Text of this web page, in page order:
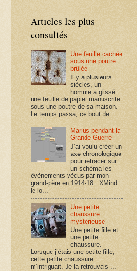
Articles les plus
consultés
Une feuille cachée
sous une poutre
brûlée
Il y a plusieurs
siècles, un
homme a glissé
une feuille de papier manuscrite
sous une poutre de sa maison.
Le temps passa, ce bout de ...
Marius pendant la
Grande Guerre
J’ai voulu créer un
axe chronologique
pour retracer sur
un schéma les
événements vécus par mon
grand-père en 1914-18 . XMind ,
le lo...
Une petite
chaussure
mystérieuse
Une petite fille et
une petite
chaussure.
Lorsque j’étais une petite fille,
cette petite chaussure
m’intriguait. Je la retrouvais ...